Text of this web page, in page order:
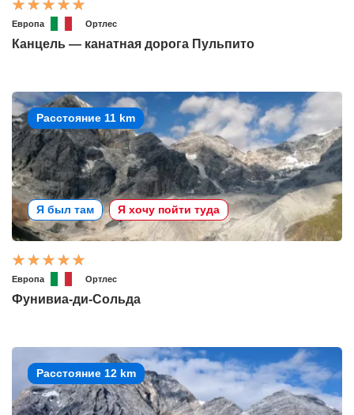
Европа Ортлес
Канцель — канатная дорога Пульпито
Расстояние 11 km
Я был там Я хочу пойти туда
Европа Ортлес
Фунивиа-ди-Сольда
Расстояние 12 km